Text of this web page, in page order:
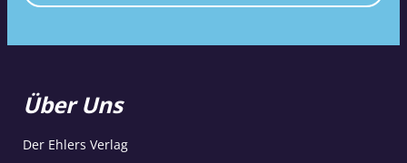
Über Uns
Der Ehlers Verlag